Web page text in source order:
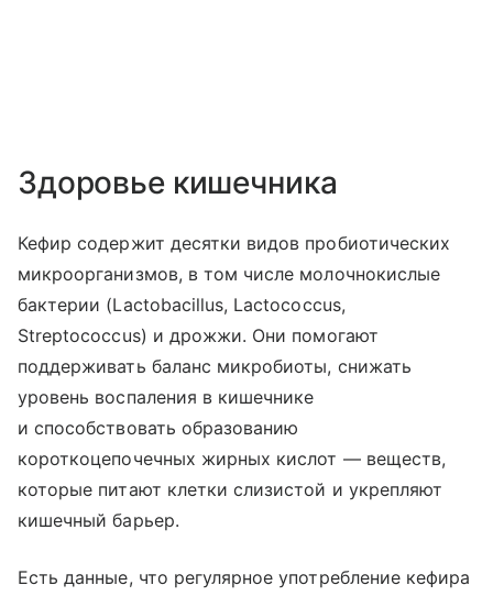
Здоровье кишечника
Кефир содержит десятки видов пробиотических
микроорганизмов, в том числе молочнокислые
бактерии (Lactobacillus, Lactococcus,
Streptococcus) и дрожжи. Они помогают
поддерживать баланс микробиоты, снижать
уровень воспаления в кишечнике
и способствовать образованию
короткоцепочечных жирных кислот — веществ,
которые питают клетки слизистой и укрепляют
кишечный барьер.
Есть данные, что регулярное употребление кефира